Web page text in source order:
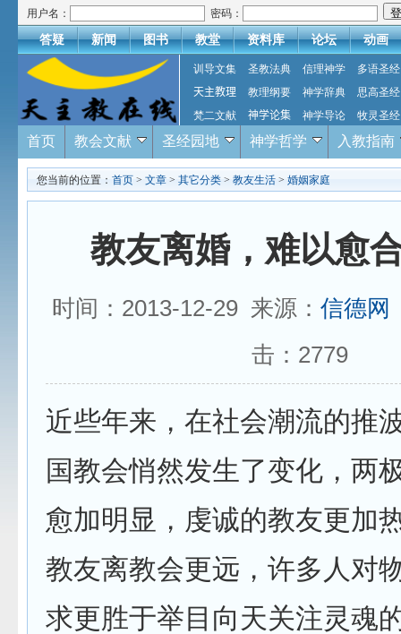
用户名： 密码：
答疑 新闻 图书 教堂 资料库 论坛 动画
训导文集 圣教法典 信理神学
多语圣经
天主教理
教理纲要 神学辞典
思高圣经
梵二文献
神学论集 神学导论 牧灵圣经
首页 教会文献 圣经园地 神学哲学 入教指南
您当前的位置： 首页 > 文章 > 其它分类 > 教友生活 > 婚姻家庭
教友离婚，难以愈
时间：2013-12-29 来源： 信德网
击： 2779
近些年来，在社会潮流的推
国教会悄然发生了变化，两
愈加明显，虔诚的教友更加
教友离教会更远，许多人对
求更胜于举目向天关注灵魂